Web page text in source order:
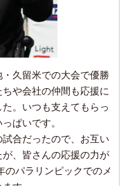
久留米での大会で優勝
や会社の仲間も応援に
。いつも支えてもらっ
ぱいです。
合だったので、お互い
、皆さんの応援の力が
のパラリンピックでのメ